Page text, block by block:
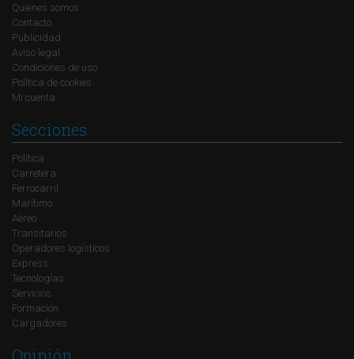
Quienes somos
Contacto
Publicidad
Aviso legal
Condiciones de uso
Política de cookies
Mi cuenta
Secciones
Política
Carretera
Ferrocarril
Marítimo
Aéreo
Transitarios
Operadores logísticos
Express
Tecnologías
Servicios
Formación
Cargadores